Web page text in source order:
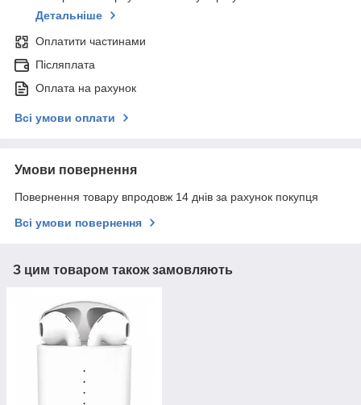
Детальніше
Оплатити частинами
Післяплата
Оплата на рахунок
Всі умови оплати
Умови повернення
Повернення товару впродовж 14 днів за рахунок покупця
Всі умови повернення
З цим товаром також замовляють